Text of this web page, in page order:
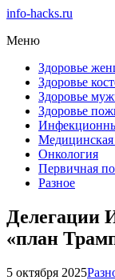
info-hacks.ru
Меню
Здоровье
Здоровье
Здоровье
Здоровье
Медицинская
Онкология
Первичная
Разное
Делегации
«план
5 октября 2025